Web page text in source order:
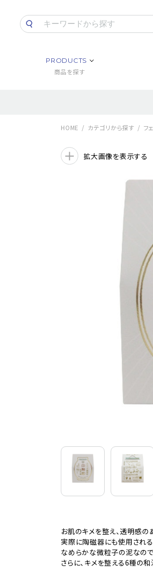
PRODUCTS
商品を探す
HOME カテゴリから探す フ
拡大画像を表示する
お肌のキメを整え、透明感の
実際に陶磁器にも使用され
なめらかな微粒子の泥なので
さらに、キメを整える6種の